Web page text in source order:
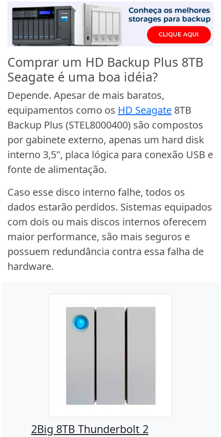
Comprar um HD Backup Plus 8TB
Seagate é uma boa idéia?
Depende. Apesar de mais baratos,
equipamentos como os HD Seagate 8TB
Backup Plus (STEL8000400) são compostos
por gabinete externo, apenas um hard disk
interno 3,5", placa lógica para conexão USB e
fonte de alimentação.
Caso esse disco interno falhe, todos os
dados estarão perdidos. Sistemas equipados
com dois ou mais discos internos oferecem
maior performance, são mais seguros e
possuem redundância contra essa falha de
hardware.
2Big 8TB Thunderbolt 2